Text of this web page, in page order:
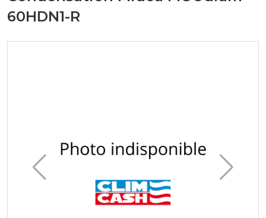
60HDN1-R